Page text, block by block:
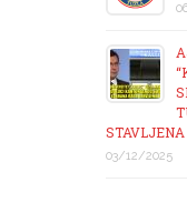
03/12/2025